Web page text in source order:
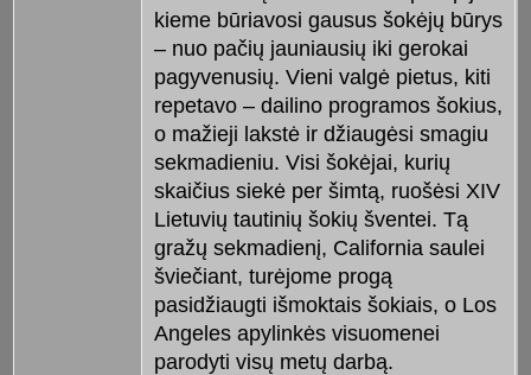
kieme būriavosi gausus šokėjų būrys
– nuo pačių jauniausių iki gerokai
pagyvenusių. Vieni valgė pietus, kiti
repetavo – dailino programos šokius,
o mažieji lakstė ir džiaugėsi smagiu
sekmadieniu. Visi šokėjai, kurių
skaičius siekė per šimtą, ruošėsi XIV
Lietuvių tautinių šokių šventei. Tą
gražų sekmadienį, California saulei
šviečiant, turėjome progą
pasidžiaugti išmoktais šokiais, o Los
Angeles apylinkės visuomenei
parodyti visų metų darbą.